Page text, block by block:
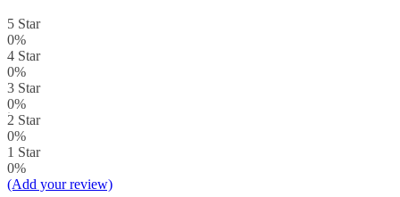
5 Star
0%
4 Star
0%
3 Star
0%
2 Star
0%
1 Star
0%
(Add your review)